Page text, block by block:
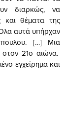
διαρκώς, να
και θέματα της
αυτά υπήρχαν
[…] Μια
21ο αιώνα.
εγχείρημα και